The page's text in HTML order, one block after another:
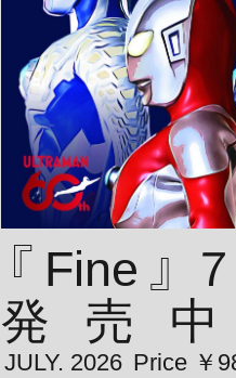
『Fine』
発売
JULY. 2026 Price ￥